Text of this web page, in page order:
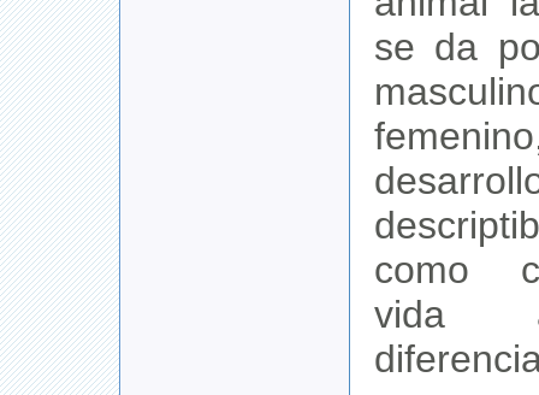
se da
como
vida